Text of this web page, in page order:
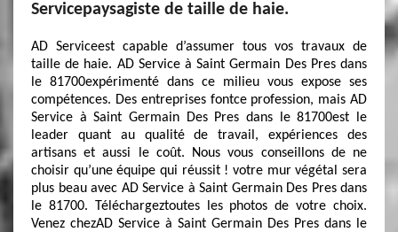
Servicepaysagiste de taille de haie.
AD Serviceest capable d’assumer tous vos travaux de
taille de haie. AD Service à Saint Germain Des Pres dans
le 81700expérimenté dans ce milieu vous expose ses
compétences. Des entreprises fontce profession, mais AD
Service à Saint Germain Des Pres dans le 81700est le
leader quant au qualité de travail, expériences des
artisans et aussi le coût. Nous vous conseillons de ne
choisir qu’une équipe qui réussit ! votre mur végétal sera
plus beau avec AD Service à Saint Germain Des Pres dans
le 81700. Téléchargeztoutes les photos de votre choix.
Venez chezAD Service à Saint Germain Des Pres dans le